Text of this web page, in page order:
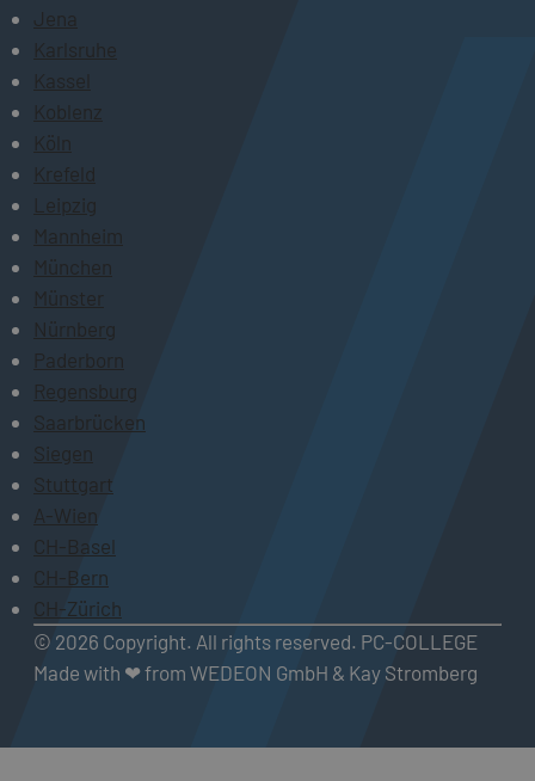
Jena
Karlsruhe
Kassel
Koblenz
Köln
Krefeld
Leipzig
Mannheim
München
Münster
Nürnberg
Paderborn
Regensburg
Saarbrücken
Siegen
Stuttgart
A-Wien
CH-Basel
CH-Bern
CH-Zürich
© 2026 Copyright. All rights reserved. PC-COLLEGE
Made with ❤ from WEDEON GmbH & Kay Stromberg